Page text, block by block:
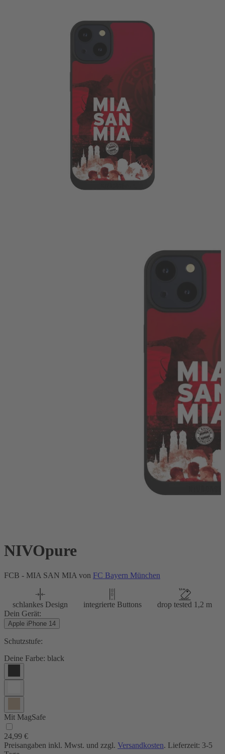
NIVOpure
FCB - MIA SAN MIA von FC Bayern München
schlankes Design integrierte Buttons
drop tested 1,2 m
Dein Gerät:
Apple iPhone 14
Schutzstufe:
Deine Farbe: black
Mit MagSafe
24,99 €
Preisangaben inkl. Mwst. und zzgl. Versandkosten. Lieferzeit: 3-5